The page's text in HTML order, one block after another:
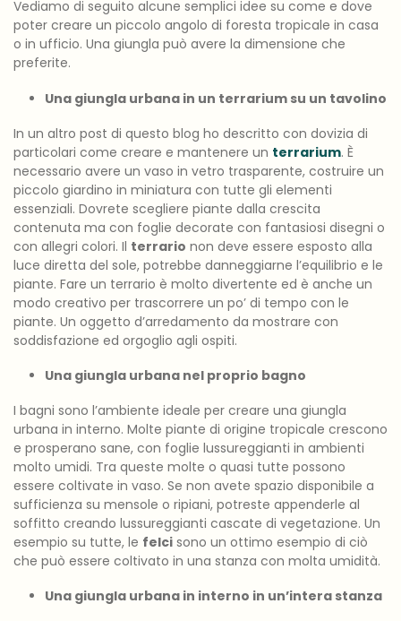
Vediamo di seguito alcune semplici idee su come e dove
poter creare un piccolo angolo di foresta tropicale in casa
o in ufficio. Una giungla può avere la dimensione che
preferite.
Una giungla urbana in un terrarium su un tavolino
In un altro post di questo blog ho descritto con dovizia di
particolari come creare e mantenere un terrarium. È
necessario avere un vaso in vetro trasparente, costruire un
piccolo giardino in miniatura con tutte gli elementi
essenziali. Dovrete scegliere piante dalla crescita
contenuta ma con foglie decorate con fantasiosi disegni o
con allegri colori. Il terrario non deve essere esposto alla
luce diretta del sole, potrebbe danneggiarne l’equilibrio e le
piante. Fare un terrario è molto divertente ed è anche un
modo creativo per trascorrere un po’ di tempo con le
piante. Un oggetto d’arredamento da mostrare con
soddisfazione ed orgoglio agli ospiti.
Una giungla urbana nel proprio bagno
I bagni sono l’ambiente ideale per creare una giungla
urbana in interno. Molte piante di origine tropicale crescono
e prosperano sane, con foglie lussureggianti in ambienti
molto umidi. Tra queste molte o quasi tutte possono
essere coltivate in vaso. Se non avete spazio disponibile a
sufficienza su mensole o ripiani, potreste appenderle al
soffitto creando lussureggianti cascate di vegetazione. Un
esempio su tutte, le felci sono un ottimo esempio di ciò
che può essere coltivato in una stanza con molta umidità.
Una giungla urbana in interno in un’intera stanza